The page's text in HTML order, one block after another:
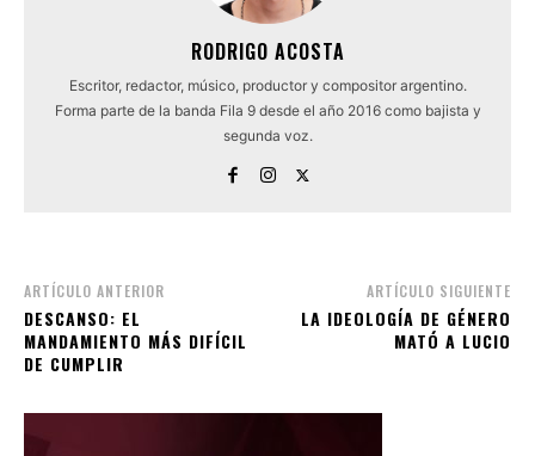
RODRIGO ACOSTA
Escritor, redactor, músico, productor y compositor argentino.
Forma parte de la banda Fila 9 desde el año 2016 como bajista y
segunda voz.
ARTÍCULO ANTERIOR
DESCANSO: EL
MANDAMIENTO MÁS DIFÍCIL
DE CUMPLIR
ARTÍCULO SIGUIENTE
LA IDEOLOGÍA DE GÉNERO
MATÓ A LUCIO